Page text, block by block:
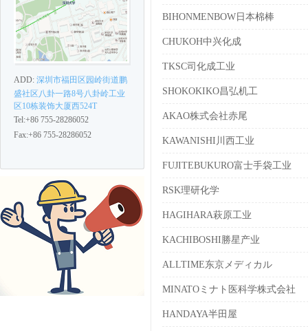
ADD: 深圳市福田区园岭街道鹏
盛社区八卦一路8号八卦岭工业
区10栋装饰大厦西524T
Tel:+86 755-28286052
Fax:+86 755-28286052
BIHONMENBOW日本棉棒
CHUKOH中兴化成
TKSC司化成工业
SHOKOKIKO昌弘机工
AKAO株式会社赤尾
KAWANISHI川西工业
FUJITEBUKURO富士手袋工业
RSK理研化学
HAGIHARA萩原工业
KACHIBOSHI勝星产业
ALLTIME东京メディカル
MINATOミナト医科学株式会社
HANDAYA半田屋